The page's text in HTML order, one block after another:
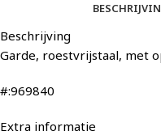
Beschrijving
Garde, roestvrijstaal, met
#:969840
Extra informatie